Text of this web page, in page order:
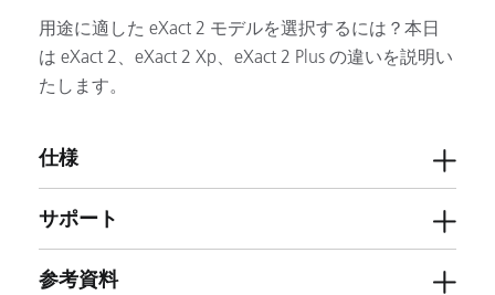
用途に適した eXact 2 モデルを選択するには？本日
は eXact 2、eXact 2 Xp、eXact 2 Plus の違いを説明い
たします。
仕様
サポート
参考資料